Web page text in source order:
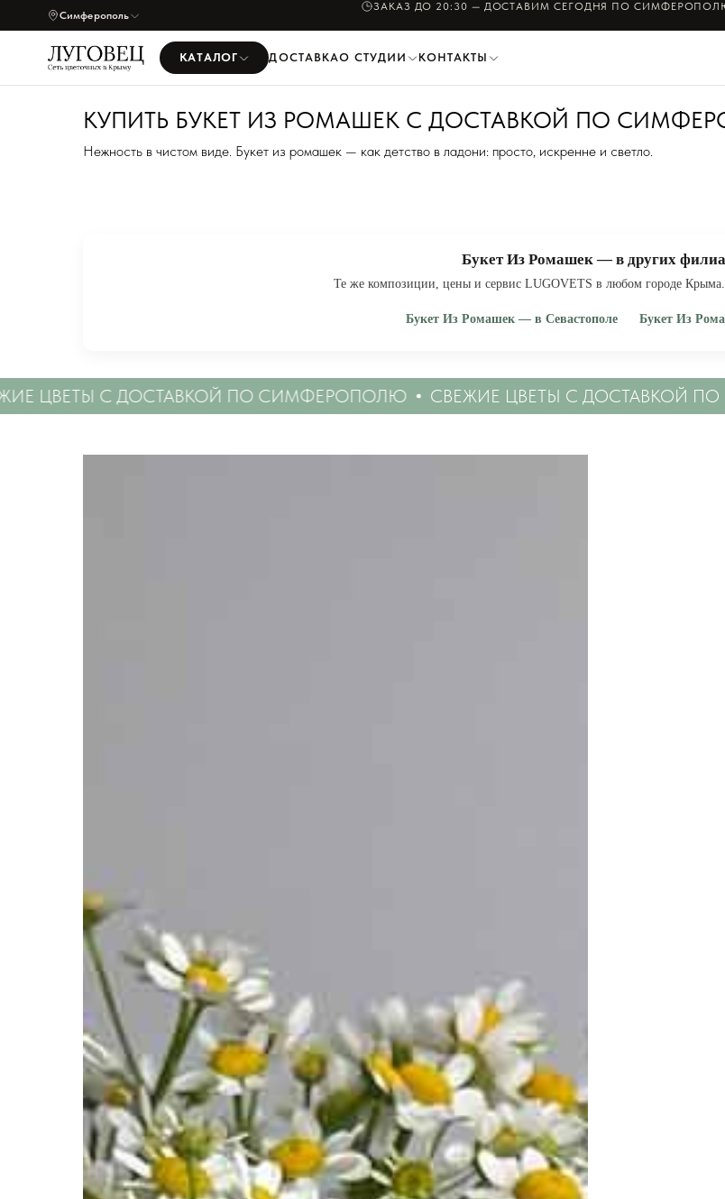
Симферополь
ПРИШЛЁМ ФОТО БУКЕТА ПЕРЕД ОТПРАВКОЙ — СОГЛАСУЕТЕ
КАТАЛОГ ДОСТАВКАО СТУДИИ КОНТАКТЫ
КУПИТЬ БУКЕТ ИЗ РОМАШЕК С ДОСТАВКОЙ ПО
Нежность в чистом виде. Букет из ромашек — как детство в ладони: просто, искренне и светло.
Букет Из Ромашек — в других
Те же композиции, цены и сервис LUGOVETS в любом городе
Букет Из Ромашек — в Севастополе
· купить букет из ромашек в СевастополеБукет Из
· купить
ЦВЕТЫ С ДОСТАВКОЙ ПО СИМФЕРОПОЛЮ СВЕЖИЕ ЦВЕТЫ С ДОСТАВКОЙ ПО